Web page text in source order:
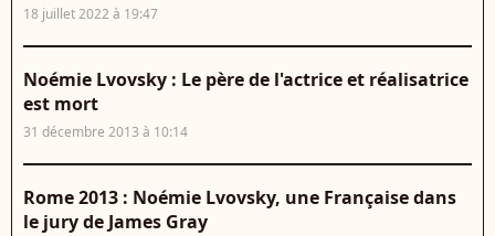
18 juillet 2022 à 19:47
Noémie Lvovsky : Le père de l'actrice et réalisatrice
est mort
31 décembre 2013 à 10:14
Rome 2013 : Noémie Lvovsky, une Française dans
le jury de James Gray